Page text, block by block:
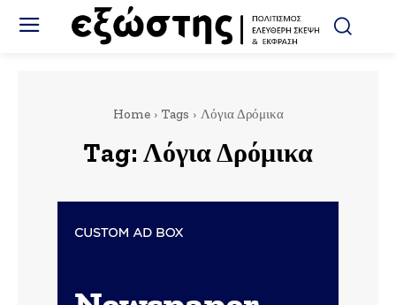
Home Tags Λόγια Δρόμικα
Tag: Λόγια Δρόμικα